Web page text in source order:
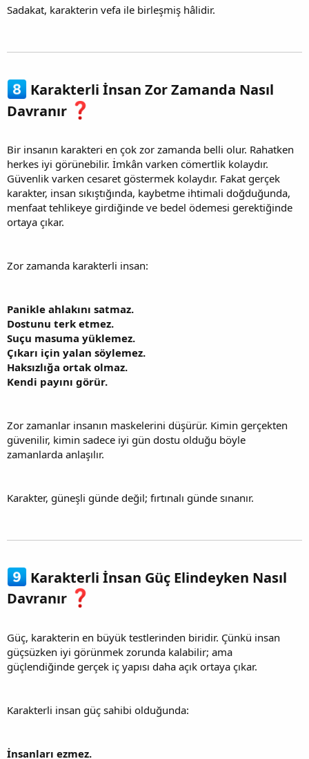
Sadakat, karakterin vefa ile birleşmiş hâlidir.
Karakterli İnsan Zor Zamanda Nasıl
Davranır
Bir insanın karakteri en çok zor zamanda belli olur. Rahatken
herkes iyi görünebilir. İmkân varken cömertlik kolaydır.
Güvenlik varken cesaret göstermek kolaydır. Fakat gerçek
karakter, insan sıkıştığında, kaybetme ihtimali doğduğunda,
menfaat tehlikeye girdiğinde ve bedel ödemesi gerektiğinde
ortaya çıkar.
Zor zamanda karakterli insan:
Panikle ahlakını satmaz.
Dostunu terk etmez.
Suçu masuma yüklemez.
Çıkarı için yalan söylemez.
Haksızlığa ortak olmaz.
Kendi payını görür.
Zor zamanlar insanın maskelerini düşürür. Kimin gerçekten
güvenilir, kimin sadece iyi gün dostu olduğu böyle
zamanlarda anlaşılır.
Karakter, güneşli günde değil; fırtınalı günde sınanır.
Karakterli İnsan Güç Elindeyken Nasıl
Davranır
Güç, karakterin en büyük testlerinden biridir. Çünkü insan
güçsüzken iyi görünmek zorunda kalabilir; ama
güçlendiğinde gerçek iç yapısı daha açık ortaya çıkar.
Karakterli insan güç sahibi olduğunda:
İnsanları ezmez.